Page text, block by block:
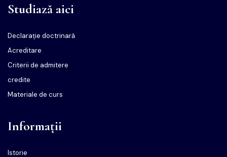
Studiază aici
Declarație doctrinară
Acreditare
Criterii de admitere
credite
Materiale de curs
Informații
Istorie